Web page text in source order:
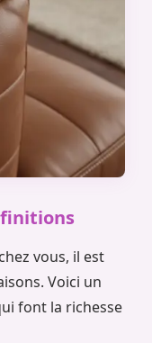
finitions
chez vous, il est
Voici un
font la richesse